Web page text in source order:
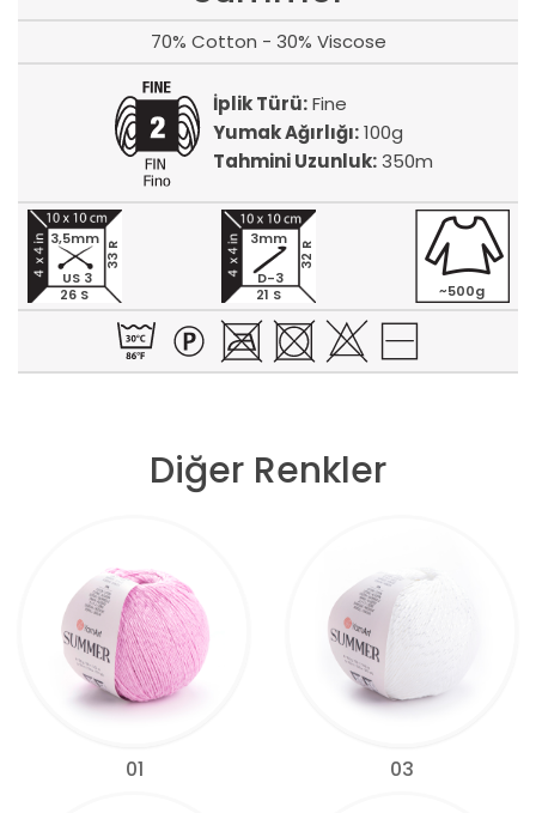
70% Cotton - 30% Viscose
İplik Türü:Fine
Yumak Ağırlığı:100g
Tahmini Uzunluk:350m
26 S
33 R
3,5mm
US 3
21 S
32 R
3mm
D-3
~500g
Diğer Renkler
01 03